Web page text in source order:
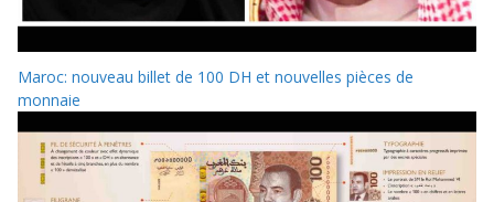
Maroc: nouveau billet de 100 DH et nouvelles pièces de
monnaie